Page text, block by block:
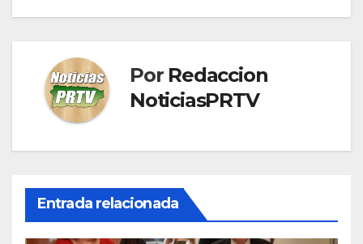
Por Redaccion
NoticiasPRTV
Entrada relacionada